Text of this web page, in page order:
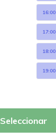
16:00
17:00
18:00
19:00
Seleccionar